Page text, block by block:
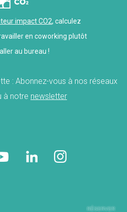
RÉSERVER
impact CO2, calculez
en coworking plutôt
au bureau !
: Abonnez-vous à nos réseaux
à notre newsletter